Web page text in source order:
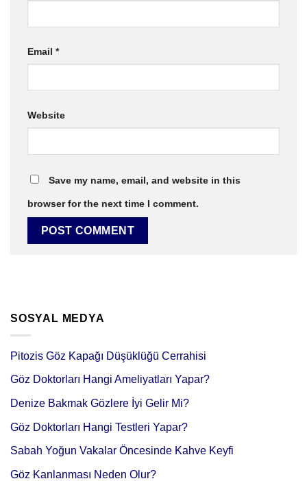
Email *
Website
Save my name, email, and website in this
browser for the next time I comment.
SOSYAL MEDYA
Pitozis Göz Kapağı Düşüklüğü Cerrahisi
Göz Doktorları Hangi Ameliyatları Yapar?
Denize Bakmak Gözlere İyi Gelir Mi?
Göz Doktorları Hangi Testleri Yapar?
Sabah Yoğun Vakalar Öncesinde Kahve Keyfi
Göz Kanlanması Neden Olur?